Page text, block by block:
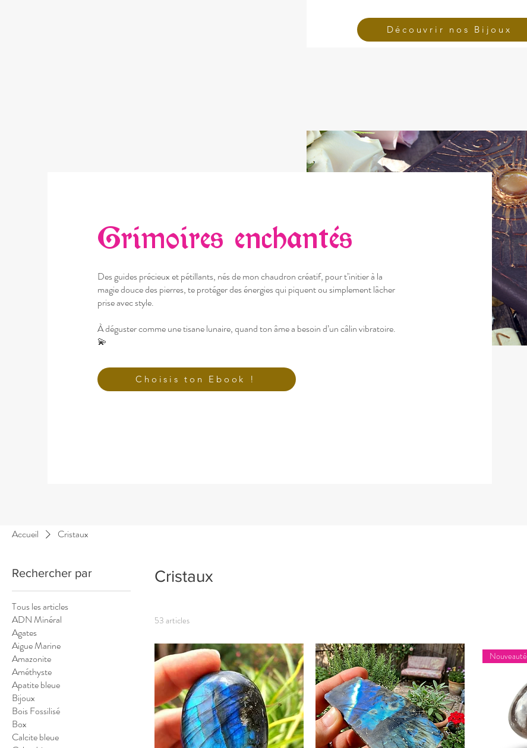
Découvrir nos Bijoux
Grimoires enchantés
Des guides précieux et pétillants, nés de mon chaudron créatif, pour t’initier à la
magie douce des pierres, te protéger des énergies qui piquent ou simplement lâcher
prise avec style.
À déguster comme une tisane lunaire, quand ton âme a besoin d’un câlin vibratoire.
💫
Choisis ton Ebook !
Accueil Cristaux
Rechercher par
Tous les articles
ADN Minéral
Agates
Aigue Marine
Amazonite
Améthyste
Apatite bleue
Bijoux
Bois Fossilisé
Box
Calcite bleue
Cristaux
53 articles
Nouveauté